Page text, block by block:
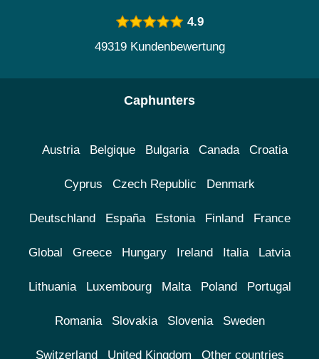
4.9
49319 Kundenbewertung
Caphunters
Austria Belgique Bulgaria Canada Croatia
Cyprus Czech Republic Denmark
Deutschland España Estonia Finland France
Global Greece Hungary Ireland Italia Latvia
Lithuania Luxembourg Malta Poland Portugal
Romania Slovakia Slovenia Sweden
Switzerland United Kingdom Other countries